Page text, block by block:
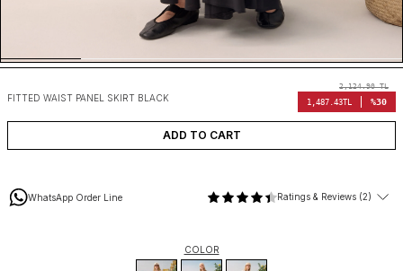
FITTED WAIST PANEL SKIRT BLACK
2,124.90TL
1,487.43TL %30
ADD TO CART
WhatsApp Order Line Ratings & Reviews (2)
COLOR